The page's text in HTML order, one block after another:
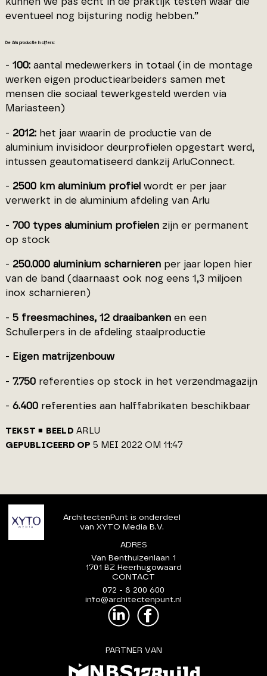
eventueel nog bijsturing nodig hebben.”
De Arlu productie in cijfers:
- 100: aantal medewerkers in totaal (in de montage
werken eigen productiearbeiders samen met
mensen die sociaal tewerkgesteld werden via
Mariasteen)
- 2012: het jaar waarin de productie van de
aluminium invisidoor deurprofielen opgestart werd,
intussen geautomatiseerd dankzij ArluConnect.
- 2500 km aluminium profiel wordt er per jaar
verwerkt in de aluminium afdeling van Arlu
- 700 types aluminium profielen zijn er permanent
op stock
- 250.000 aluminium scharnieren per jaar lopen hier
van de band (daarnaast ook nog eens 1,3 miljoen
inox scharnieren)
- 5 freesmachines, 12 draaibanken en een
Schullerpers in de afdeling staalproductie
- Eigen matrijzenbouw
- 7.750 referenties op stock in het verzendmagazijn
- 6.400 referenties aan halffabrikaten beschikbaar
TEKST BEELD ARLU
GEPUBLICEERD OP 5 MEI 2022 OM 11:47
ArchitectenPunt is onderdeel
van XYTO Media B.V.
ADRES
Van Benthuizenlaan 1
1701 BZ Heerhugowaard
CONTACT
072 - 8 200 600
info@architectenpunt.nl
PARTNER VAN